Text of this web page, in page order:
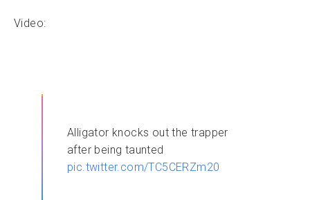
Video:
Alligator knocks out the trapper
after being taunted
pic.twitter.com/TC5CERZm20